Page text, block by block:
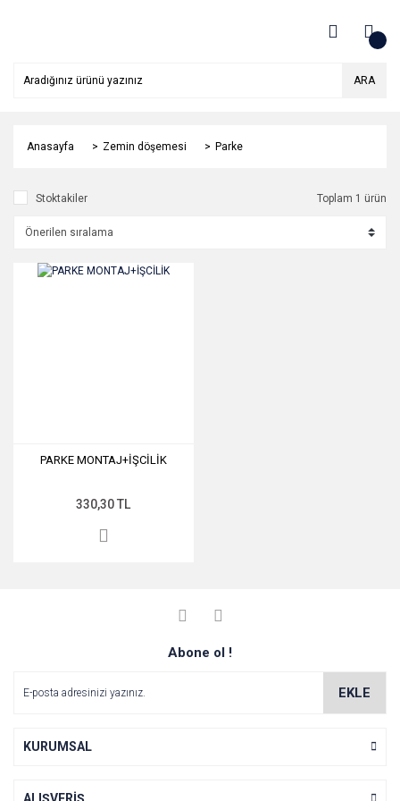
ARA
Anasayfa Zemin döşemesi Parke
Stoktakiler Toplam 1 ürün
PARKE MONTAJ+İŞCİLİK
330,30 TL
Abone ol !
EKLE
KURUMSAL
ALIŞVERİŞ